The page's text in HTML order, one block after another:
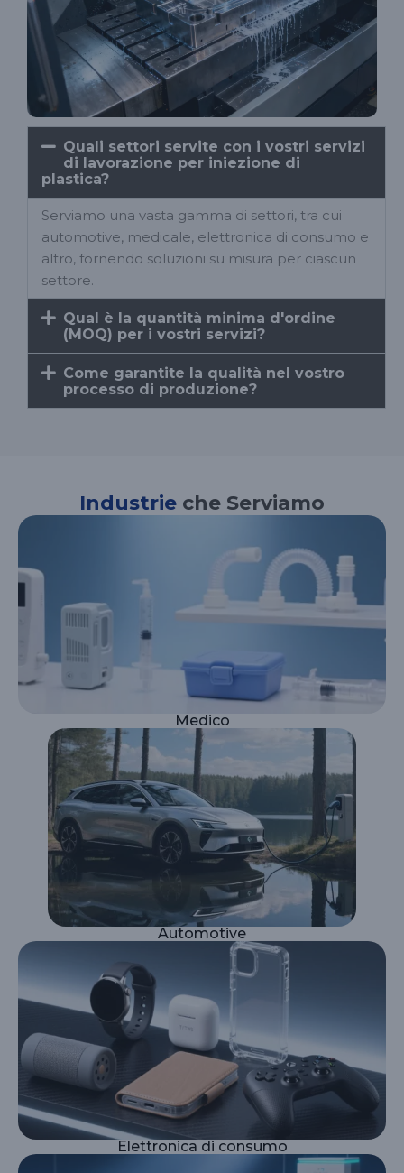
Quali settori servite con i vostri servizi
di lavorazione per iniezione di
plastica?
Serviamo una vasta gamma di settori, tra cui
automotive, medicale, elettronica di consumo e
altro, fornendo soluzioni su misura per ciascun
settore.
Qual è la quantità minima d'ordine
(MOQ) per i vostri servizi?
Come garantite la qualità nel vostro
processo di produzione?
Industrie che Serviamo
Medico
Automotive
Elettronica di consumo